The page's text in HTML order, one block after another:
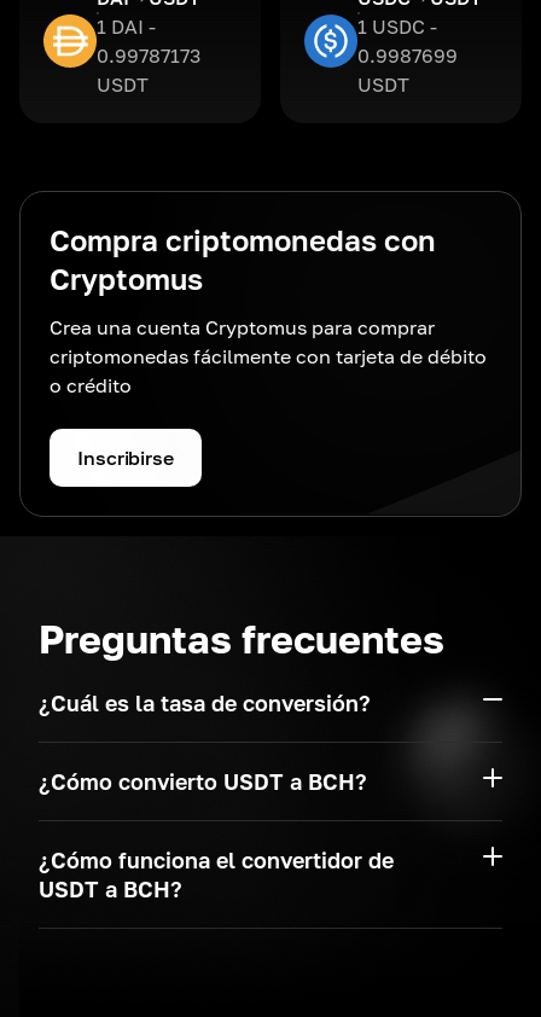
1 DAI -
0.99787173
USDT
1 USDC -
0.9987699
USDT
Compra criptomonedas con
Cryptomus
Crea una cuenta Cryptomus para comprar
criptomonedas fácilmente con tarjeta de débito
o crédito
Inscribirse
Preguntas frecuentes
¿Cuál es la tasa de conversión?
¿Cómo convierto USDT a BCH?
¿Cómo funciona el convertidor de
USDT a BCH?